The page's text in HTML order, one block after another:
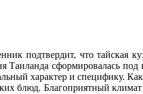
подтвердит, что тайская
сформировалась под
характер и специфику.
блюд. Благоприятный